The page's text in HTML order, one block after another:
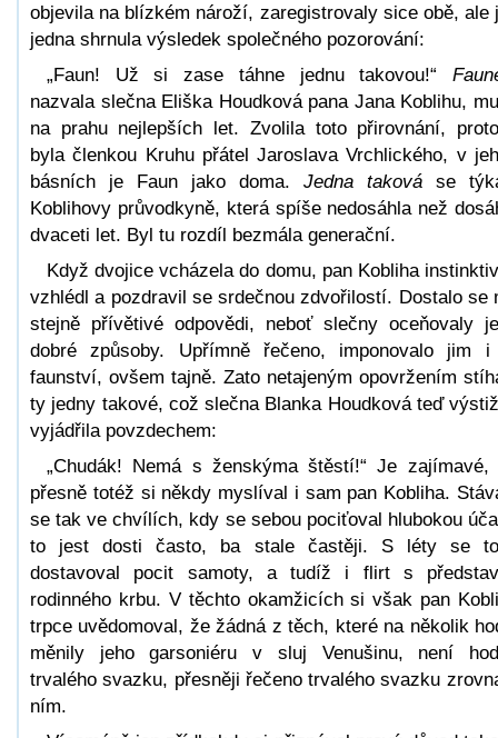
objevila na blízkém nároží, zaregistrovaly sice obě, ale
jedna shrnula výsledek společného pozorování:
„Faun! Už si zase táhne jednu takovou!“
nazvala slečna Eliška Houdková pana Jana Koblihu,
na prahu nejlepších let. Zvolila toto přirovnání,
byla členkou Kruhu přátel Jaroslava Vrchlického, v
básních je Faun jako doma. Jedna taková se
Koblihovy průvodkyně, která spíše nedosáhla než
dvaceti let. Byl tu rozdíl bezmála generační.
Když dvojice vcházela do domu, pan Kobliha
vzhlédl a pozdravil se srdečnou zdvořilostí. Dostalo se
stejně přívětivé odpovědi, neboť slečny oceňovaly
dobré způsoby. Upřímně řečeno, imponovalo jim
faunství, ovšem tajně. Zato netajeným opovržením
ty jedny takové, což slečna Blanka Houdková teď
vyjádřila povzdechem:
„Chudák! Nemá s ženskýma štěstí!“ Je zajímavé,
přesně totéž si někdy myslíval i sam pan Kobliha.
se tak ve chvílích, kdy se sebou pociťoval hlubokou
to jest dosti často, ba stale častěji. S léty se
dostavoval pocit samoty, a tudíž i flirt s
rodinného krbu. V těchto okamžicích si však pan
trpce uvědomoval, že žádná z těch, které na několik
měnily jeho garsoniéru v sluj Venušinu, není
trvalého svazku, přesněji řečeno trvalého svazku
ním.